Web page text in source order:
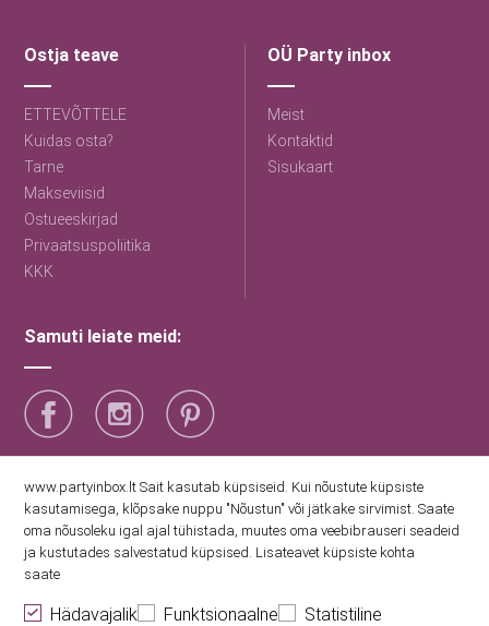
Ostja teave
ETTEVÕTTELE
Kuidas osta?
Tarne
Makseviisid
Ostueeskirjad
Privaatsuspoliitika
KKK
OÜ Party inbox
Meist
Kontaktid
Sisukaart
Samuti leiate meid:
Saage esimestena uudiseid
Nõustun Party Inboxi privaatsuspoliitikaga
www.partyinbox.lt Sait kasutab küpsiseid. Kui nõustute küpsiste
kasutamisega, klõpsake nuppu "Nõustun" või jätkake sirvimist. Saate
oma nõusoleku igal ajal tühistada, muutes oma veebibrauseri seadeid
ja kustutades salvestatud küpsised. Lisateavet küpsiste kohta
saate
Hädavajalik Funktsionaalne Statistiline